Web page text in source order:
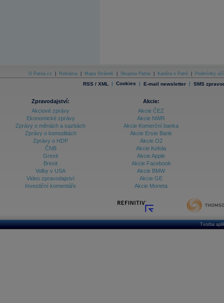
O Patria.cz Reklama Mapa Stránek Skupina Patria Kariéra v Patrii Podmínky
RSS / XML | Cookies | E-mail newsletter | SMS
Zpravodajství:
Akciové zprávy
Ekonomické zprávy
Zprávy o měnách a sazbách
Zprávy o komoditách
Zprávy o HDP
ČNB
Grexit
Brexit
Volby v USA
Video zpravodajství
Investiční komentáře
Akcie:
Akcie ČEZ
Akcie NWR
Akcie Komerční banka
Akcie Erste Bank
Akcie O2
Akcie Kofola
Akcie Apple
Akcie Facebook
Akcie BMW
Akcie GE
Akcie Moneta
Tvorba